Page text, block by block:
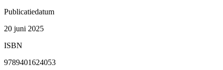
Publicatiedatum
20 juni 2025
ISBN
9789401624053